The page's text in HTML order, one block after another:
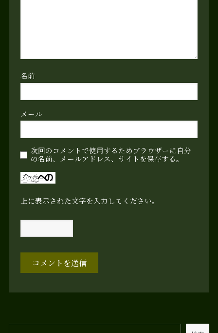
名前
メール
次回のコメントで使用するためブラウザーに自分
の名前、メールアドレス、サイトを保存する。
上に表示された文字を入力してください。